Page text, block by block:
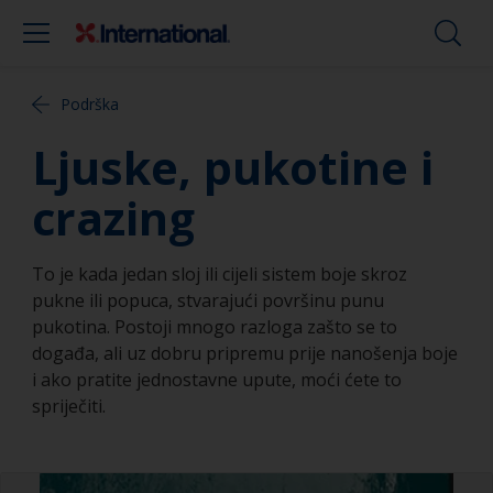
Podrška
Ljuske, pukotine i
crazing
To je kada jedan sloj ili cijeli sistem boje skroz
pukne ili popuca, stvarajući površinu punu
pukotina. Postoji mnogo razloga zašto se to
događa, ali uz dobru pripremu prije nanošenja boje
i ako pratite jednostavne upute, moći ćete to
spriječiti.